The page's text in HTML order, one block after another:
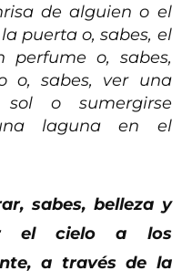
de alguien o el
puerta o, sabes, el
perfume o, sabes,
o, sabes, ver una
o sumergirse
laguna en el
sabes, belleza y
el cielo a los
a través de la